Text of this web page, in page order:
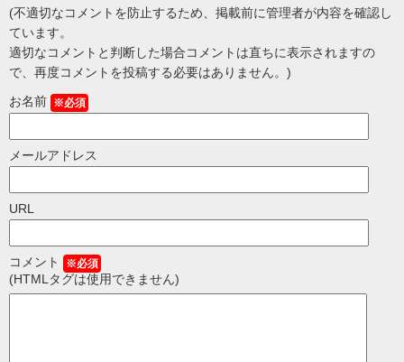
(不適切なコメントを防止するため、掲載前に管理者が内容を確認し
ています。
適切なコメントと判断した場合コメントは直ちに表示されますの
で、再度コメントを投稿する必要はありません。)
お名前 ※必須
メールアドレス
URL
コメント ※必須
(HTMLタグは使用できません)